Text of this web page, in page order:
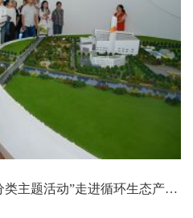
20231103越城区“生活垃圾分类主题活动”走进循环生态产业园（一期）再生资源发电厂